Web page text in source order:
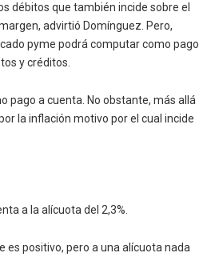
débitos que también incide sobre el
advirtió Domínguez. Pero,
pyme podrá computar como pago
y créditos.
pago a cuenta. No obstante, más allá
la inflación motivo por el cual incide
a la alícuota del 2,3%.
es positivo, pero a una alícuota nada